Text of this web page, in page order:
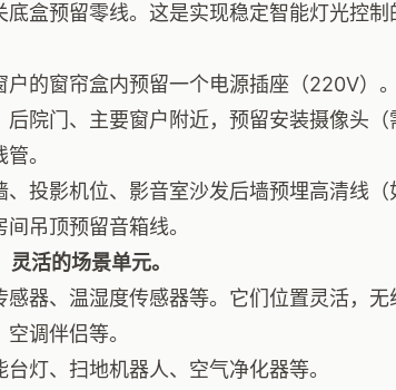
底盒预留零线。这是实现稳定智能灯光控
户的窗帘盒内预留一个电源插座（220V）。
后院门、主要窗户附近，预留安装摄像头
。
、投影机位、影音室沙发后墙预埋高清线
吊顶预留音箱线。
活的场景单元。
感器、温湿度传感器等。它们位置灵活，无
调伴侣等。
台灯、扫地机器人、空气净化器等。